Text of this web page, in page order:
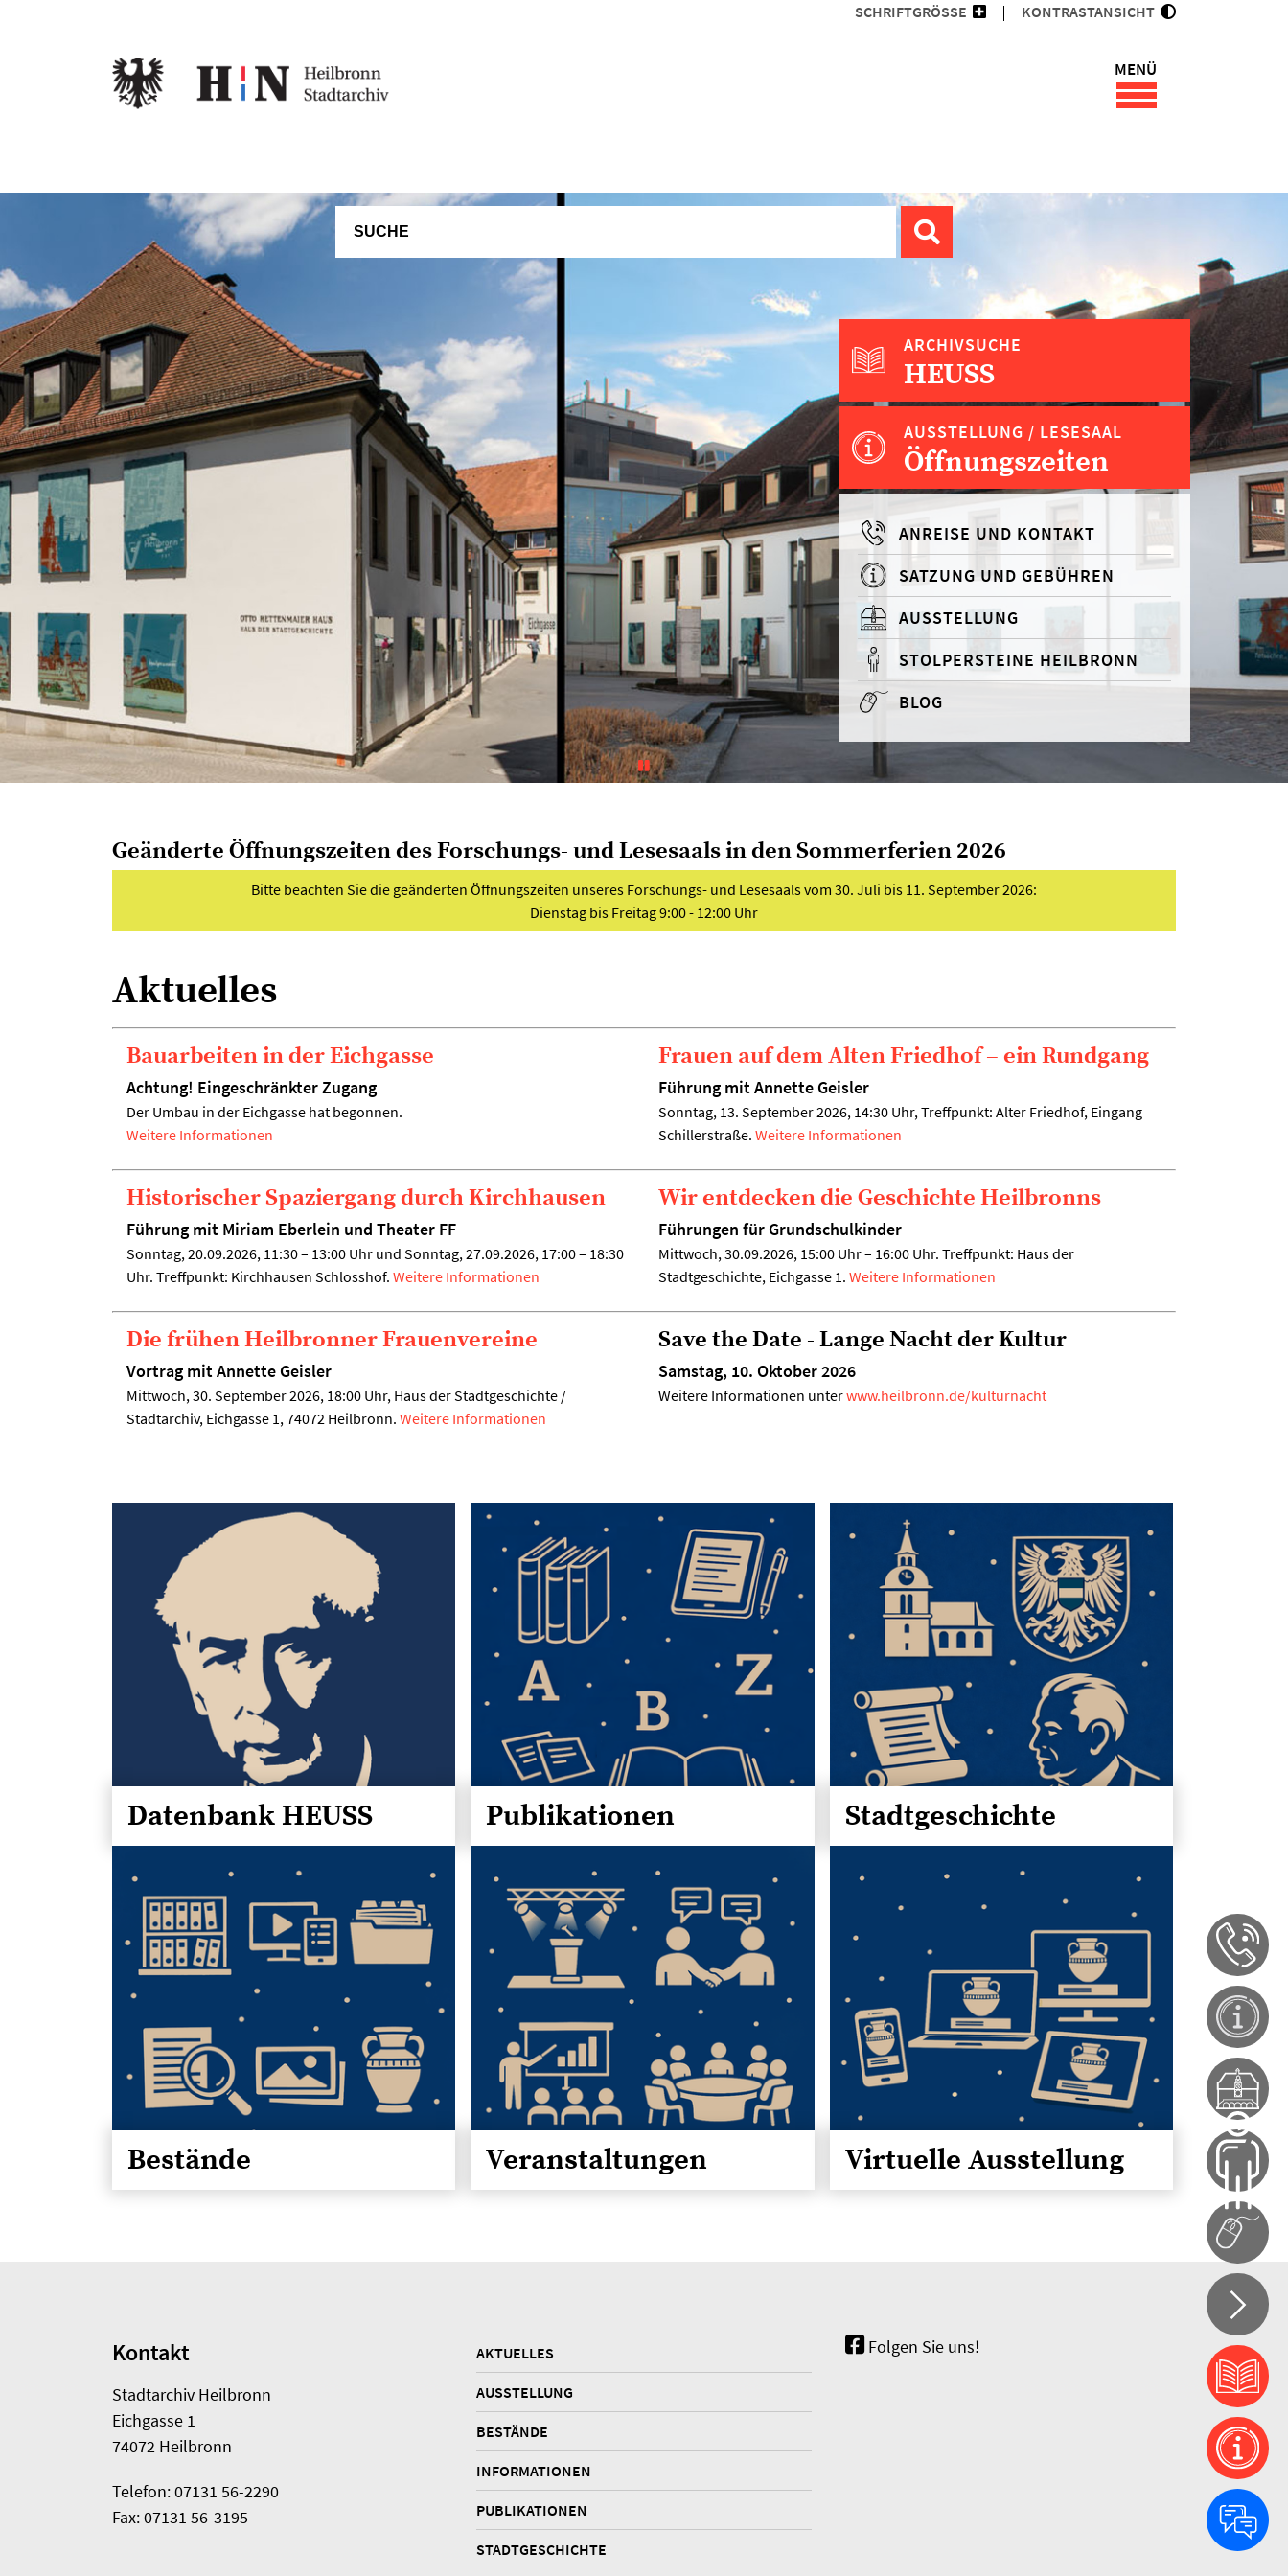
SCHRIFTGRÖSSE KONTRASTANSICHT
MENÜ
ARCHIVSUCHE
HEUSS
AUSSTELLUNG / LESESAAL
Öffnungszeiten
ANREISE UND KONTAKT
SATZUNG UND GEBÜHREN
AUSSTELLUNG
STOLPERSTEINE HEILBRONN
BLOG
Geänderte Öffnungszeiten des Forschungs- und Lesesaals in den Sommerferien 2026
Bitte beachten Sie die geänderten Öffnungszeiten unseres Forschungs- und Lesesaals vom 30. Juli bis 11. September 2026:
Dienstag bis Freitag 9:00 - 12:00 Uhr
Aktuelles
Bauarbeiten in der Eichgasse
Achtung! Eingeschränkter Zugang
Der Umbau in der Eichgasse hat begonnen.
Weitere Informationen
Frauen auf dem Alten Friedhof – ein Rundgang
Führung mit Annette Geisler
Sonntag, 13. September 2026, 14:30 Uhr, Treffpunkt: Alter Friedhof, Eingang
Schillerstraße. Weitere Informationen
Historischer Spaziergang durch Kirchhausen
Führung mit Miriam Eberlein und Theater FF
Sonntag, 20.09.2026, 11:30 – 13:00 Uhr und Sonntag, 27.09.2026, 17:00 – 18:30
Uhr. Treffpunkt: Kirchhausen Schlosshof. Weitere Informationen
Wir entdecken die Geschichte Heilbronns
Führungen für Grundschulkinder
Mittwoch, 30.09.2026, 15:00 Uhr – 16:00 Uhr. Treffpunkt: Haus der
Stadtgeschichte, Eichgasse 1. Weitere Informationen
Die frühen Heilbronner Frauenvereine
Vortrag mit Annette Geisler
Mittwoch, 30. September 2026, 18:00 Uhr, Haus der Stadtgeschichte /
Stadtarchiv, Eichgasse 1, 74072 Heilbronn. Weitere Informationen
Save the Date - Lange Nacht der Kultur
Samstag, 10. Oktober 2026
Weitere Informationen unterwww.heilbronn.de/kulturnacht
Datenbank HEUSS Publikationen Stadtgeschichte
Bestände Veranstaltungen Virtuelle Ausstellung
Kontakt
Stadtarchiv Heilbronn
Eichgasse 1
74072 Heilbronn
Telefon: 07131 56-2290
Fax: 07131 56-3195
AKTUELLES
AUSSTELLUNG
BESTÄNDE
INFORMATIONEN
PUBLIKATIONEN
STADTGESCHICHTE
Folgen Sie uns!